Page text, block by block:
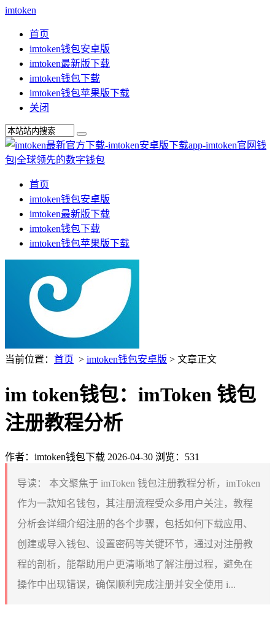
imtoken
首页
imtoken钱包安卓版
imtoken最新版下载
imtoken钱包下载
imtoken钱包苹果版下载
关闭
首页
imtoken钱包安卓版
imtoken最新版下载
imtoken钱包下载
imtoken钱包苹果版下载
当前位置： 首页 > imtoken钱包安卓版 > 文章正文
im token钱包：imToken 钱包
注册教程分析
作者：imtoken钱包下载 2026-04-30 浏览：531
导读：
本文聚焦于 imToken 钱包注册教程分析，imToken
作为一款知名钱包，其注册流程受众多用户关注，教程
分析会详细介绍注册的各个步骤，包括如何下载应用、
创建或导入钱包、设置密码等关键环节，通过对注册教
程的剖析，能帮助用户更清晰地了解注册过程，避免在
操作中出现错误，确保顺利完成注册并安全使用 i...